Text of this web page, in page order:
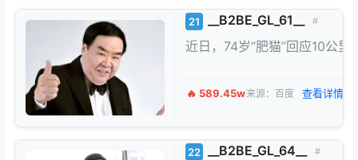
21 __B2BE_GL_61__ #
近日，74岁“肥猫”回应10公
🔥 589.45w来源：百度 查看详情 →
22 __B2BE_GL_64__ #